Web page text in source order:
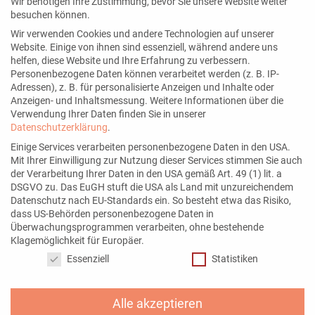
Seiten
Blog
Kontakt
Über mich
Mein Angebot
Social Media Services
Instagram Marketing
Netzwerke
besuchen können.
Wir verwenden Cookies und andere Technologien auf unserer
Website. Einige von ihnen sind essenziell, während andere uns
helfen, diese Website und Ihre Erfahrung zu verbessern.
Personenbezogene Daten können verarbeitet werden (z. B. IP-
Adressen), z. B. für personalisierte Anzeigen und Inhalte oder
Anzeigen- und Inhaltsmessung. Weitere Informationen über die
Verwendung Ihrer Daten finden Sie in unserer
Datenschutzerklärung.
Einige Services verarbeiten personenbezogene Daten in den USA.
Mit Ihrer Einwilligung zur Nutzung dieser Services stimmen Sie auch
der Verarbeitung Ihrer Daten in den USA gemäß Art. 49 (1) lit. a
DSGVO zu. Das EuGH stuft die USA als Land mit unzureichendem
Datenschutz nach EU-Standards ein. So besteht etwa das Risiko,
dass US-Behörden personenbezogene Daten in
Überwachungsprogrammen verarbeiten, ohne bestehende
Klagemöglichkeit für Europäer.
Datenschutzeinstellungen
Essenziell
Statistiken
Alle akzeptieren